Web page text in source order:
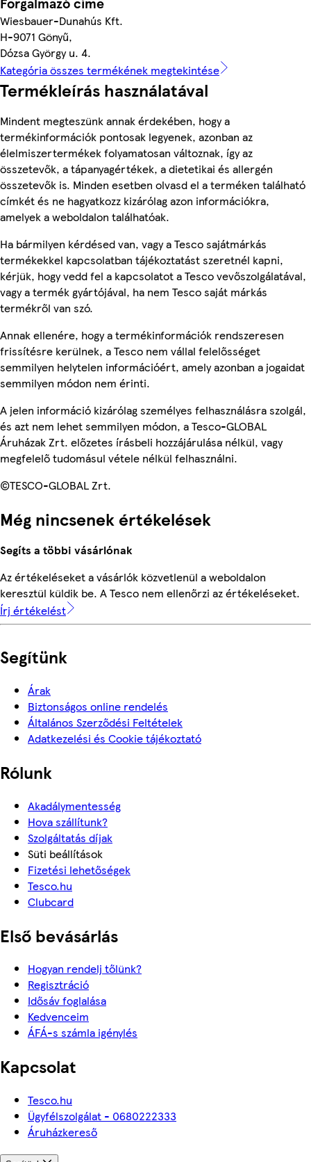
Wiesbauer-Dunahús Kft.
H-9071 Gönyű,
Dózsa György u. 4.
Kategória összes termékének megtekintése
Termékleírás használatával
Mindent megteszünk annak érdekében, hogy a
termékinformációk pontosak legyenek, azonban az
élelmiszertermékek folyamatosan változnak, így az
összetevők, a tápanyagértékek, a dietetikai és allergén
összetevők is. Minden esetben olvasd el a terméken található
címkét és ne hagyatkozz kizárólag azon információkra,
amelyek a weboldalon találhatóak.
Ha bármilyen kérdésed van, vagy a Tesco sajátmárkás
termékekkel kapcsolatban tájékoztatást szeretnél kapni,
kérjük, hogy vedd fel a kapcsolatot a Tesco vevőszolgálatával,
vagy a termék gyártójával, ha nem Tesco saját márkás
termékről van szó.
Annak ellenére, hogy a termékinformációk rendszeresen
frissítésre kerülnek, a Tesco nem vállal felelősséget
semmilyen helytelen információért, amely azonban a jogaidat
semmilyen módon nem érinti.
A jelen információ kizárólag személyes felhasználásra szolgál,
és azt nem lehet semmilyen módon, a Tesco-GLOBAL
Áruházak Zrt. előzetes írásbeli hozzájárulása nélkül, vagy
megfelelő tudomásul vétele nélkül felhasználni.
©TESCO-GLOBAL Zrt.
Még nincsenek értékelések
Segíts a többi vásárlónak
Az értékeléseket a vásárlók közvetlenül a weboldalon
keresztül küldik be. A Tesco nem ellenőrzi az értékeléseket.
Írj értékelést
Segítünk
Árak
Biztonságos online rendelés
Általános Szerződési Feltételek
Adatkezelési és Cookie tájékoztató
Rólunk
Akadálymentesség
Hova szállítunk?
Szolgáltatás díjak
Süti beállítások
Fizetési lehetőségek
Tesco.hu
Clubcard
Első bevásárlás
Hogyan rendelj tőlünk?
Regisztráció
Idősáv foglalása
Kedvenceim
ÁFÁ-s számla igénylés
Kapcsolat
Tesco.hu
Ügyfélszolgálat - 0680222333
Áruházkereső